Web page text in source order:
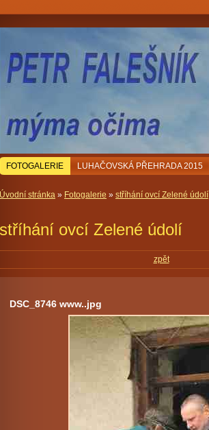
FOTOGALERIE LUHAČOVSKÁ PŘEHRADA 2015
Úvodní stránka » Fotogalerie » stříhání ovcí Zelené údolí
stříhání ovcí Zelené údolí
zpět
DSC_8746 www..jpg